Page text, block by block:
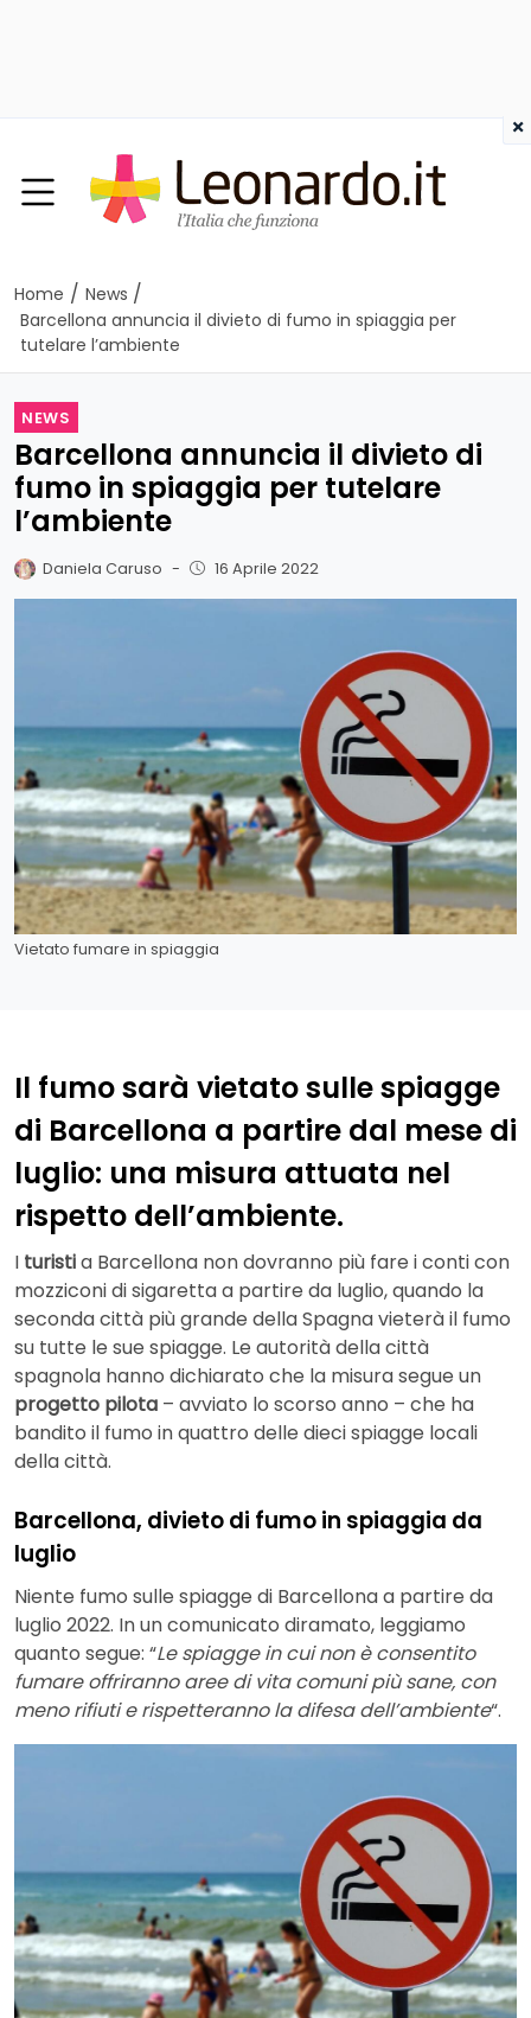
Home / News /
Barcellona annuncia il divieto di fumo in spiaggia per
tutelare l’ambiente
NEWS
Barcellona annuncia il divieto di
fumo in spiaggia per tutelare
l’ambiente
Daniela Caruso - 16 Aprile 2022
Vietato fumare in spiaggia
Il fumo sarà vietato sulle spiagge
di Barcellona a partire dal mese di
luglio: una misura attuata nel
rispetto dell’ambiente.
I turistia Barcellona non dovranno più fare i conti con
mozziconi di sigaretta a partire da luglio, quando la
seconda città più grande della Spagna vieterà il fumo
su tutte le sue spiagge. Le autorità della città
spagnola hanno dichiarato che la misura segue un
progetto pilota – avviato lo scorso anno – che ha
bandito il fumo in quattro delle dieci spiagge locali
della città.
Barcellona, divieto di fumo in spiaggia da
luglio
Niente fumo sulle spiagge di Barcellona a partire da
luglio 2022. In un comunicato diramato, leggiamo
quanto segue: “Le spiagge in cui non è consentito
fumare offriranno aree di vita comuni più sane, con
meno rifiuti e rispetteranno la difesa dell’ambiente“.
×